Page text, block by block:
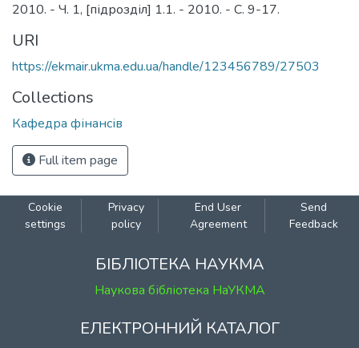
2010. - Ч. 1, [підрозділ] 1.1. - 2010. - С. 9-17.
URI
https://ekmair.ukma.edu.ua/handle/123456789/27503
Collections
Кафедра фінансів
Full item page
Cookie
settings
Privacy
policy
End User
Agreement
Send
Feedback
БІБЛІОТЕКА НАУКМА
Наукова бібліотека НаУКМА
ЕЛЕКТРОННИЙ КАТАЛОГ